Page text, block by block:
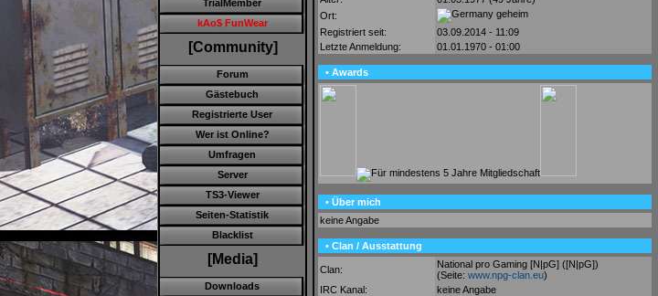
TrialMember
kAo$ FunWear
[Community]
Forum
Gästebuch
Registrierte User
Wer ist Online?
Umfragen
Server
TS3-Viewer
Seiten-Statistik
Blacklist
[Media]
Downloads
Ort:
geheim
Registriert seit:
03.09.2014 - 11:09
Letzte Anmeldung:
01.01.1970 - 01:00
• Awards
• Über mich
keine Angabe
• Clan / Ausstattung
Clan:
National pro Gaming [N|pG] ([N|pG])
(Seite: www.npg-clan.eu)
IRC Kanal:
keine Angabe